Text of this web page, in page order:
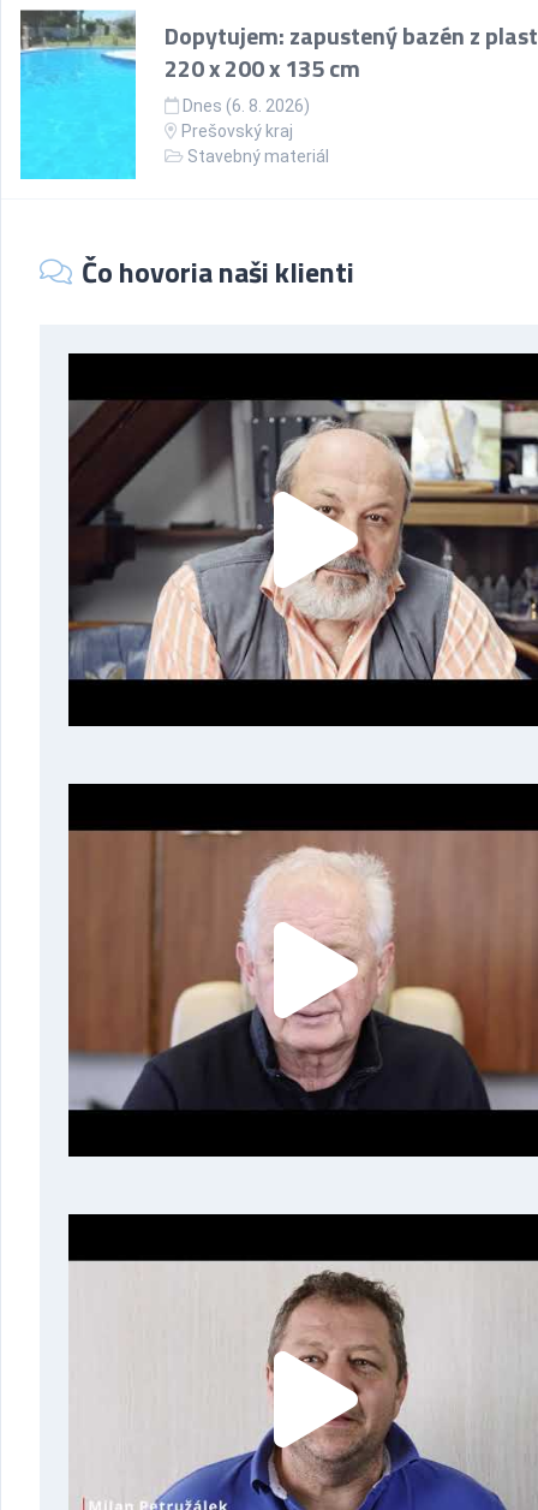
Dopytujem: zapustený bazén z
220 x 200 x 135 cm
Dnes (6. 8. 2026)
Prešovský kraj
Stavebný materiál
Čo hovoria naši klienti